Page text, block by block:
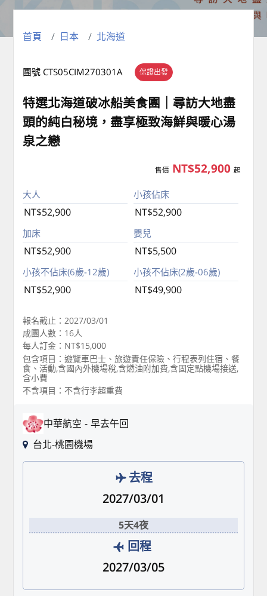
首頁 日本 北海道
保證出發
團號 CTS05CIM270301A
特選北海道破冰船美食團｜尋訪大地盡
頭的純白秘境，盡享極致海鮮與暖心湯
泉之戀
售價 NT$52,900 起
大人
NT$52,900
小孩佔床
NT$52,900
加床
NT$52,900
嬰兒
NT$5,500
小孩不佔床(6歲-12歲)
NT$52,900
小孩不佔床(2歲-06歲)
NT$49,900
報名截止：2027/03/01
成團人數：16人
每人訂金：NT$15,000
包含項目：遊覽車巴士、旅遊責任保險、行程表列住宿、餐
食、活動,含國內外機場稅,含燃油附加費,含固定點機場接送,
含小費
不含項目：不含行李超重費
中華航空
早去午回
台北-桃園機場
去程
2027/03/01
5天4夜
回程
2027/03/05